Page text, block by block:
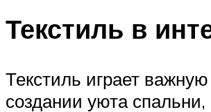
Текстиль в
Текстиль играет
создании уюта